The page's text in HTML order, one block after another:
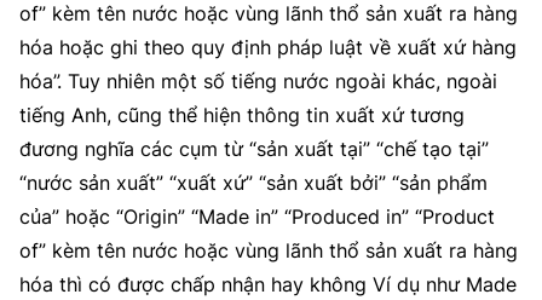
of” kèm tên nước hoặc vùng lãnh thổ sản xuất ra hàng
hóa hoặc ghi theo quy định pháp luật về xuất xứ hàng
hóa”. Tuy nhiên một số tiếng nước ngoài khác, ngoài
tiếng Anh, cũng thể hiện thông tin xuất xứ tương
đương nghĩa các cụm từ “sản xuất tại” “chế tạo tại”
“nước sản xuất” “xuất xứ” “sản xuất bởi” “sản phẩm
của” hoặc “Origin” “Made in” “Produced in” “Product
of” kèm tên nước hoặc vùng lãnh thổ sản xuất ra hàng
hóa thì có được chấp nhận hay không Ví dụ như Made